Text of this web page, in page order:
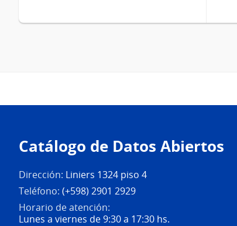
de
página
Catálogo de Datos Abiertos
Dirección: Liniers 1324 piso 4
Teléfono: (+598) 2901 2929
Horario de atención:
Lunes a viernes de 9:30 a 17:30 hs.